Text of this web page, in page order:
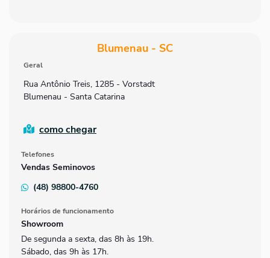
Blumenau - SC
Geral
Rua Antônio Treis, 1285 - Vorstadt
Blumenau - Santa Catarina
como chegar
Telefones
Vendas Seminovos
(48) 98800-4760
Horários de funcionamento
Showroom
De segunda a sexta, das 8h às 19h.
Sábado, das 9h às 17h.